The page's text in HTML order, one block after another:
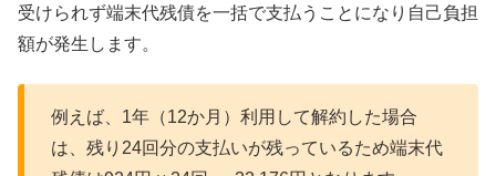
受けられず端末代残債を一括で支払うことになり自己負担
額が発生します。
例えば、1年（12か月）利用して解約した場合
は、残り24回分の支払いが残っているため端末代